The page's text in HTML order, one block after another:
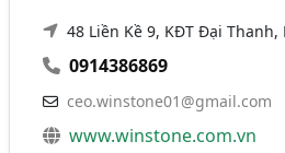
48 Liền Kề 9, KĐT Đại Thanh,
0914386869
ceo.winstone01@gmail.com
www.winstone.com.vn